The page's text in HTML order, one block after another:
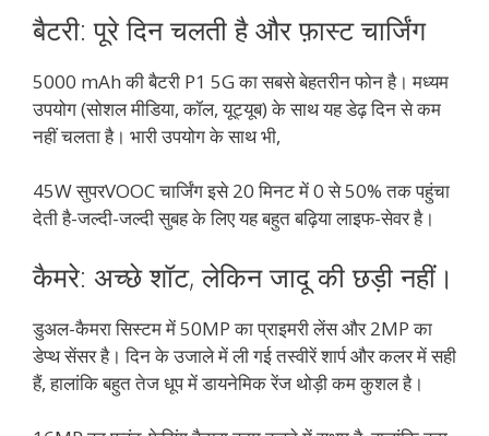
बैटरी: पूरे दिन चलती है और फ़ास्ट चार्जिंग
5000 mAh की बैटरी P1 5G का सबसे बेहतरीन फोन है। मध्यम
उपयोग (सोशल मीडिया, कॉल, यूट्यूब) के साथ यह डेढ़ दिन से कम
नहीं चलता है। भारी उपयोग के साथ भी,
45W सुपरVOOC चार्जिंग इसे 20 मिनट में 0 से 50% तक पहुंचा
देती है-जल्दी-जल्दी सुबह के लिए यह बहुत बढ़िया लाइफ-सेवर है।
कैमरे: अच्छे शॉट, लेकिन जादू की छड़ी नहीं।
डुअल-कैमरा सिस्टम में 50MP का प्राइमरी लेंस और 2MP का
डेप्थ सेंसर है। दिन के उजाले में ली गई तस्वीरें शार्प और कलर में सही
हैं, हालांकि बहुत तेज धूप में डायनेमिक रेंज थोड़ी कम कुशल है।